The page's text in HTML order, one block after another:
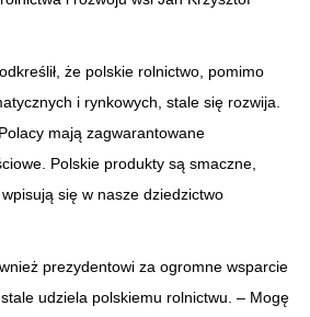
że polskie rolnictwo, pomimo
i rynkowych, stale się rozwija.
mają zagwarantowane
Polskie produkty są smaczne,
się w nasze dziedzictwo
prezydentowi za ogromne wsparcie
udziela polskiemu rolnictwu. – Mogę